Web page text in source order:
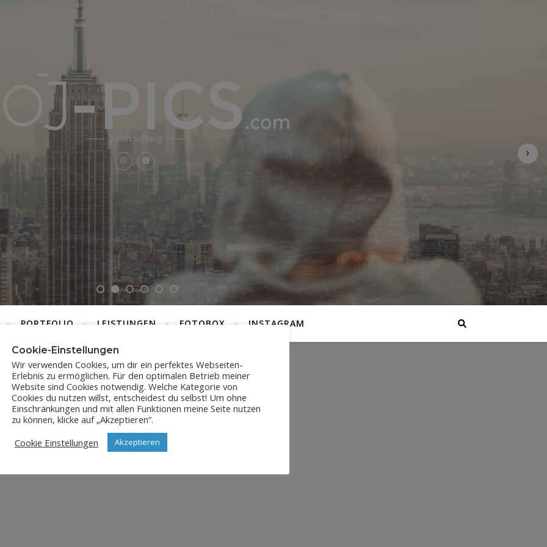
Julian Schnug
PORTFOLIO LEISTUNGEN FOTOBOX INSTAGRAM
SICILY-6056
29. Dezember 2021
Cookie-Einstellungen
Wir verwenden Cookies, um dir ein perfektes Webseiten-
Erlebnis zu ermöglichen. Für den optimalen Betrieb meiner
Website sind Cookies notwendig. Welche Kategorie von
Cookies du nutzen willst, entscheidest du selbst! Um ohne
Einschränkungen und mit allen Funktionen meine Seite nutzen
zu können, klicke auf „Akzeptieren“.
Cookie Einstellungen
Akzeptieren